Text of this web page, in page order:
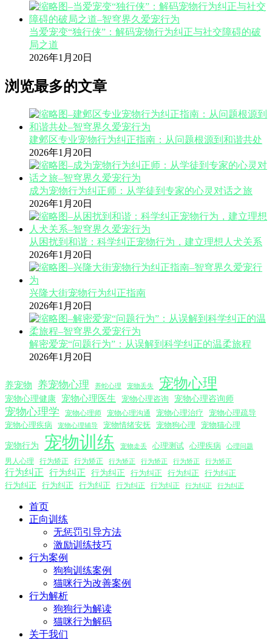
当爱宠变“独行侠”：解码宠物行为纠正与社交障碍的破
局之道
2026年1月20日
浏览最多的文章
建邺区专业宠物行为纠正指南：从问题根源到和谐共处
2026年1月20日
成为宠物行为纠正师：从学徒到专家的心灵对话之旅
2026年1月20日
从困扰到和谐：科学纠正宠物行为，建立理想人犬关系
2026年1月20日
兴隆大街宠物行为纠正指南
2026年1月20日
解密爱宠“问题行为”：从误解到科学纠正的温柔旅程
2026年1月20日
养宠物 养宠物心理 养蛇心理 宠物丢失 宠物心理
宠物心理健康 宠物心理医生 宠物心理咨询 宠物心理咨询师
宠物心理学 宠物心理师 宠物心理沟通 宠物心理治疗
宠物心理疏导
宠物心理疾病
宠物心理辅导 宠物情绪安抚 宠物狗心理 宠物猫心理
宠物行为 宠物训练 宠物走丢 心理测试 心理疾病 心理问题
男人心理 行为矫正 行为矫正 行为矫正 行为矫正 行为矫正 行为矫正
行为纠正 行为纠正 行为纠正 行为纠正 行为纠正
行为纠正
行为纠正
行为纠正 行为纠正 行为纠正 行为纠正 行为纠正 行为纠正
首页
正向训练
无惩罚引导方法
激励训练技巧
行为案例
狗狗训练案例
猫咪行为改善案例
行为解析
狗狗行为解读
猫咪行为解码
关于我们